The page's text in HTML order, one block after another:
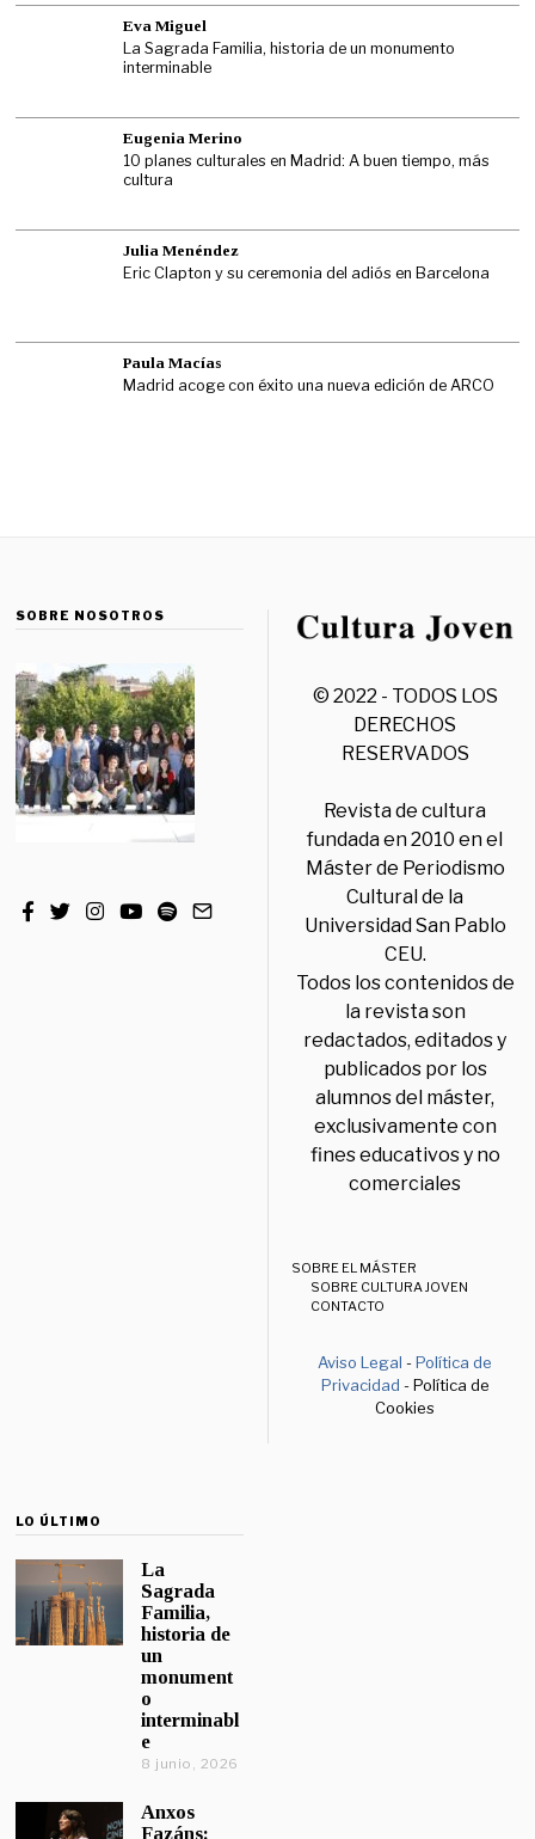
Eva Miguel
La Sagrada Familia, historia de un monumento
interminable
Eugenia Merino
10 planes culturales en Madrid: A buen tiempo, más
cultura
Julia Menéndez
Eric Clapton y su ceremonia del adiós en Barcelona
Paula Macías
Madrid acoge con éxito una nueva edición de ARCO
SOBRE NOSOTROS
© 2022 - TODOS LOS
DERECHOS
RESERVADOS
Revista de cultura
fundada en 2010 en el
Máster de Periodismo
Cultural de la
Universidad San Pablo
CEU.
Todos los contenidos de
la revista son
redactados, editados y
publicados por los
alumnos del máster,
exclusivamente con
fines educativos y no
comerciales
SOBRE EL MÁSTER
SOBRE CULTURA JOVEN
CONTACTO
Aviso Legal -Política de
Privacidad - Política de
Cookies
LO ÚLTIMO
La
Sagrada
Familia,
historia de
un
monument
o
interminabl
e
8 junio, 2026
Anxos
Fazáns: